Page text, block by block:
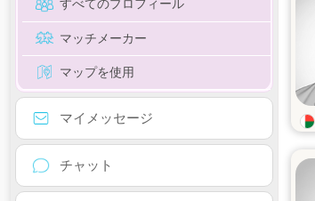
すべてのプロフィール
マッチメーカー
マップを使用
マイメッセージ
チャット